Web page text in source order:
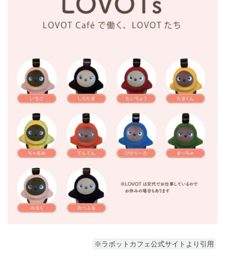
※ラボットカフェ公式サイトより引用